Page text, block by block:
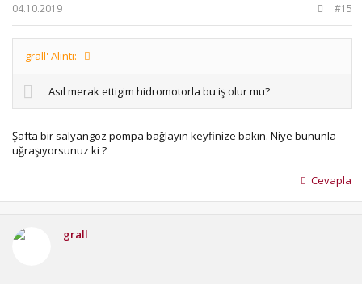
04.10.2019 #15
grall' Alıntı:
Asıl merak ettigim hidromotorla bu iş olur mu?
Şafta bir salyangoz pompa bağlayın keyfinize bakın. Niye bununla
uğraşıyorsunuz ki ?
Cevapla
grall